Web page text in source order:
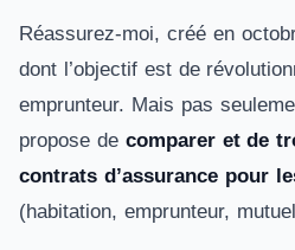
Réassurez-moi, créé en
dont l’objectif est de
emprunteur. Mais pas
propose de comparer et de
contrats d’assurance pour
(habitation, emprunteur,